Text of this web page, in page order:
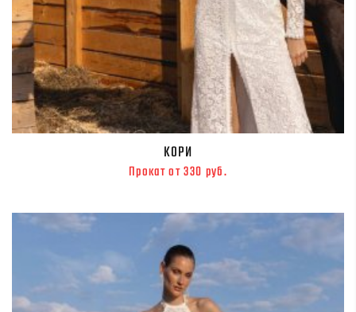
КОРИ
Прокат от 330 руб.